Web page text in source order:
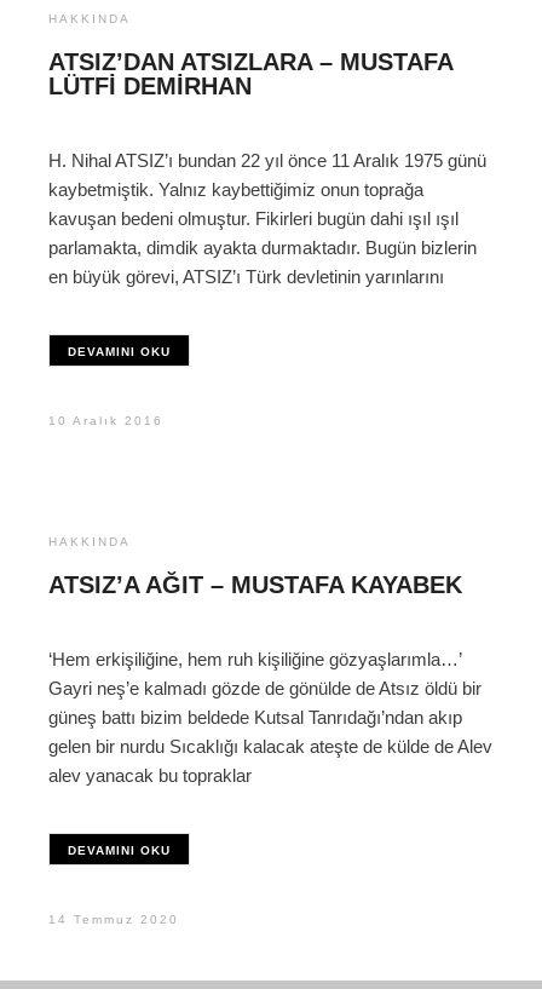
HAKKINDA
ATSIZ’DAN ATSIZLARA – MUSTAFA
LÜTFI DEMIRHAN
H. Nihal ATSIZ’ı bundan 22 yıl önce 11 Aralık 1975 günü
kaybetmiştik. Yalnız kaybettiğimiz onun toprağa
kavuşan bedeni olmuştur. Fikirleri bugün dahi ışıl ışıl
parlamakta, dimdik ayakta durmaktadır. Bugün bizlerin
en büyük görevi, ATSIZ’ı Türk devletinin yarınlarını
DEVAMINI OKU
10 Aralık 2016
HAKKINDA
ATSIZ’A AĞIT – MUSTAFA KAYABEK
‘Hem erkişiliğine, hem ruh kişiliğine gözyaşlarımla…’
Gayri neş’e kalmadı gözde de gönülde de Atsız öldü bir
güneş battı bizim beldede Kutsal Tanrıdağı’ndan akıp
gelen bir nurdu Sıcaklığı kalacak ateşte de külde de Alev
alev yanacak bu topraklar
DEVAMINI OKU
14 Temmuz 2020